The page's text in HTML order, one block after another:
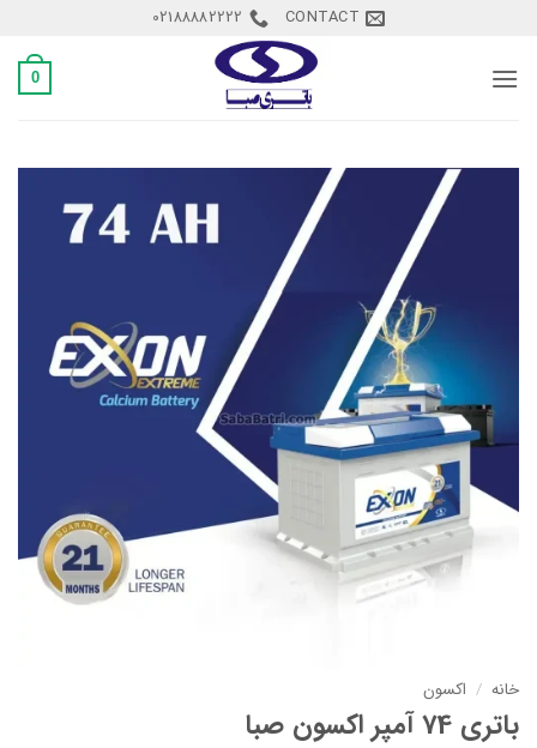
content
CONTACT
02188882222
0
خانه / اکسون
باتری 74 آمپر اکسون صبا